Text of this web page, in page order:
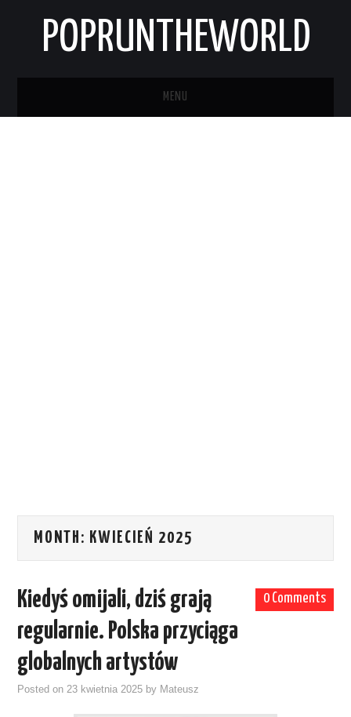
POPRUNTHEWORLD
MENU
MONTH: KWIECIEŃ 2025
0 Comments
Kiedyś omijali, dziś grają
regularnie. Polska przyciąga
globalnych artystów
Posted on23 kwietnia 2025 by Mateusz